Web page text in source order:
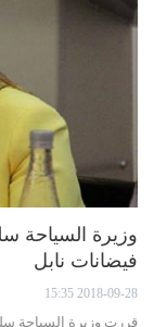
وزيرة السياحة
فيضانات نابل
2018-09-28 15:35
قررت وزيرة السياحة